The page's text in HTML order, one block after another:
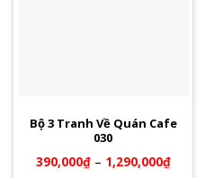
Bộ 3 Tranh Về Quán Cafe
030
390,000₫– 1,290,000₫